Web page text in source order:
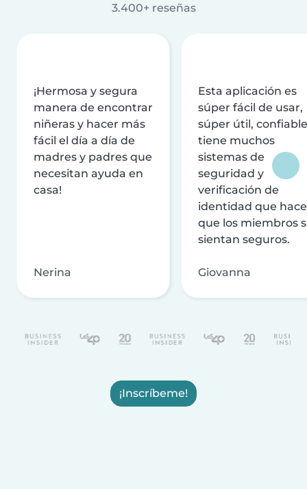
3.400+ reseñas
¡Hermosa y segura
manera de encontrar
niñeras y hacer más
fácil el día a día de
madres y padres que
necesitan ayuda en
casa!
Nerina
Esta aplicación es
súper fácil de usar,
súper útil,
tiene muchos
sistemas de
seguridad y
verificación de
identidad que
que los miembros
sientan seguros.
Giovanna
¡Inscríbeme!